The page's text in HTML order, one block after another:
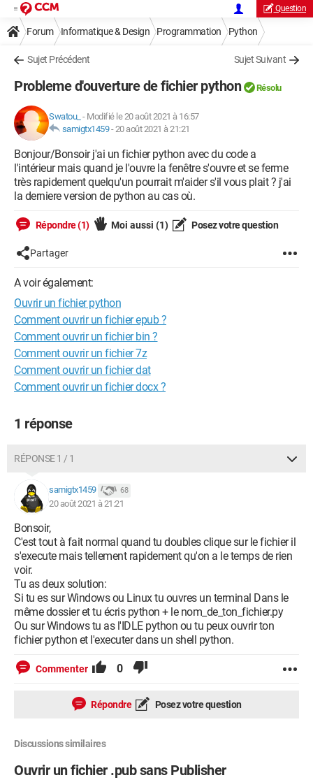
Question
Forum Informatique & Design Programmation Python
Sujet Précédent Sujet Suivant
Probleme d'ouverture de fichier python Résolu
Swatou_ - Modifié le 20 août 2021 à 16:57
samigtx1459-20 août 2021 à 21:21
Bonjour/Bonsoir j'ai un fichier python avec du code a
l'intérieur mais quand je l'ouvre la fenêtre s'ouvre et se ferme
très rapidement quelqu'un pourrait m'aider s'il vous plait ? j'ai
la derniere version de python au cas où.
Répondre (1) Moi aussi (1) Posez votre question
Partager
A voir également:
Ouvrir un fichier python
Comment ouvrir un fichier epub ?
Comment ouvrir un fichier bin ?
Comment ouvrir un fichier 7z
Comment ouvrir un fichier dat
Comment ouvrir un fichier docx ?
1 réponse
RÉPONSE 1 / 1
samigtx1459 68
20 août 2021 à 21:21
Bonsoir,
C'est tout à fait normal quand tu doubles clique sur le fichier il
s'execute mais tellement rapidement qu'on a le temps de rien
voir.
Tu as deux solution:
Si tu es sur Windows ou Linux tu ouvres un terminal Dans le
même dossier et tu écris python + le nom_de_ton_fichier.py
Ou sur Windows tu as l'IDLE python ou tu peux ouvrir ton
fichier python et l'executer dans un shell python.
Commenter 0
Répondre Posez votre question
Discussions similaires
Ouvrir un fichier .pub sans Publisher